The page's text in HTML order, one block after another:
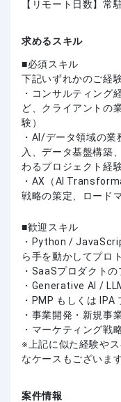
【リモート日数】常
求めるスキル
必須スキル
下記いずれかのご経
・コンサルティング
ど、クライアントの
験）
・AI/データ領域の
入、データ基盤構築
わるプロジェクト経験
・AX（AI
戦略の策定、ロード
歓迎スキル
・Python /
ら手を動かしてプロ
・SaaSプロダクト
・Generative AI /
・PMP もしくは
・事業開発・新規事
・マーケティング戦
上記に似た経験や
なケースもございま
案件情報